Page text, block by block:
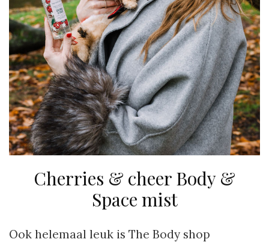
Cherries & cheer Body &
Space mist
Ook helemaal leuk is The Body shop